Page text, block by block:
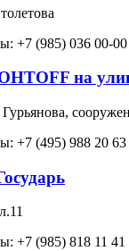
+7 (985) 036 00-00
на
+7 (495) 988 20 63
+7 (985) 818 11 41